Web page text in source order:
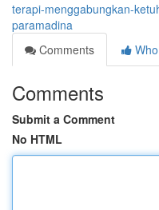
terapi-menggabungkan-
paramadina
Comments
Comments
Submit a Comment
No HTML